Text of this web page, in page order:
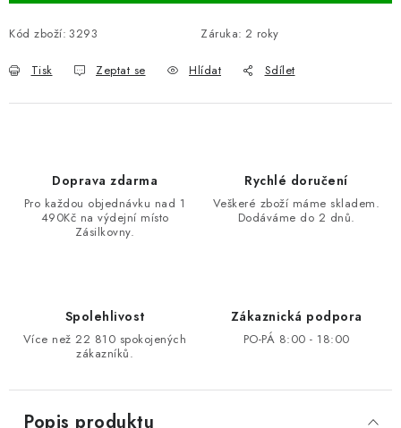
Kód zboží: 3293 Záruka: 2 roky
Tisk Zeptat se Hlídat Sdílet
Doprava zdarma
Pro každou objednávku nad 1
490Kč na výdejní místo
Zásilkovny.
Rychlé doručení
Veškeré zboží máme skladem.
Dodáváme do 2 dnů.
Spolehlivost
Více než 22 810 spokojených
zákazníků.
Zákaznická podpora
PO-PÁ 8:00 - 18:00
Popis produktu